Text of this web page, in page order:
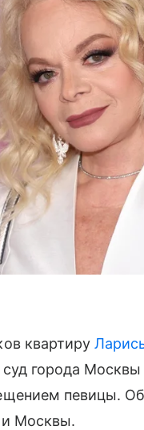
квартиру
города
певицы.
Москвы.